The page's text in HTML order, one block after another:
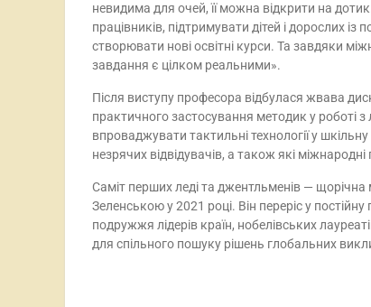
невидима для очей, її можна відкрити на
працівників, підтримувати дітей і дорослих
створювати нові освітні курси. Та завдяки
завдання є цілком реальними».
Після виступу професора відбулася жвава
практичного застосування методик у
впроваджувати тактильні технології у
незрячих відвідувачів, а також які
Саміт перших леді та джентльменів —
Зеленською у 2021 році. Він переріс у
подружжя лідерів країн, нобелівських
для спільного пошуку рішень глобальних